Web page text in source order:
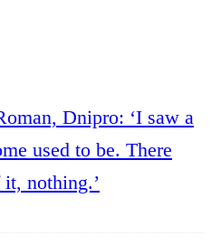
Dnipro: ‘I saw a
used to be. There
nothing.’